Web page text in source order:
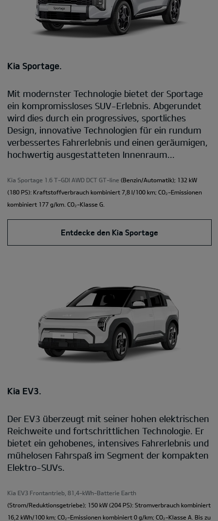
Kia Sportage.
Mit modernster Technologie bietet der Sportage
ein kompromissloses SUV-Erlebnis. Abgerundet
wird dies durch ein progressives, sportliches
Design, innovative Technologien für ein rundum
verbessertes Fahrerlebnis und einen geräumigen,
hochwertig ausgestatteten Innenraum...
Kia Sportage 1.6 T-GDI AWD DCT GT-line (Benzin/Automatik); 132 kW
(180 PS): Kraftstoffverbrauch kombiniert 7,8 l/100 km; CO₂-Emissionen
kombiniert 177 g/km. CO₂-Klasse G.
Entdecke den Kia Sportage
Kia EV3.
Der EV3 überzeugt mit seiner hohen elektrischen
Reichweite und fortschrittlichen Technologie. Er
bietet ein gehobenes, intensives Fahrerlebnis und
mühelosen Fahrspaß im Segment der kompakten
Elektro-SUVs.
Kia EV3 Frontantrieb, 81,4-kWh-Batterie Earth
(Strom/Reduktionsgetriebe); 150 kW (204 PS): Stromverbrauch kombiniert
16,2 kWh/100 km; CO₂-Emissionen kombiniert 0 g/km; CO₂-Klasse A. Bis zu